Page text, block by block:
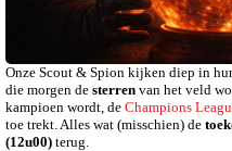
Onze Scout & Spion kijken diep in
die morgen de sterren van het veld
kampioen wordt, de Champions
toe trekt. Alles wat (misschien) de
(12u00) terug.